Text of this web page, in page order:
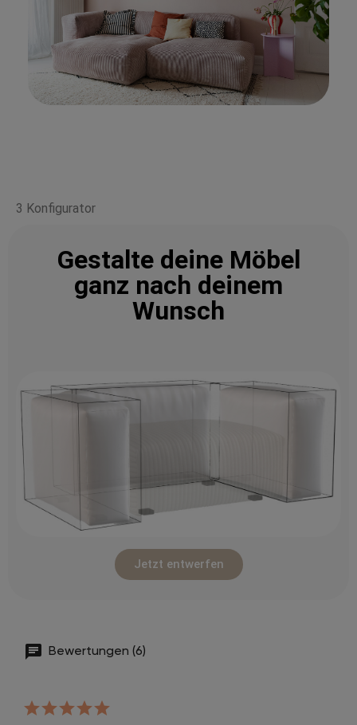
3 Konfigurator
Gestalte deine Möbel
ganz nach deinem
Wunsch
Jetzt entwerfen
Bewertungen (6)